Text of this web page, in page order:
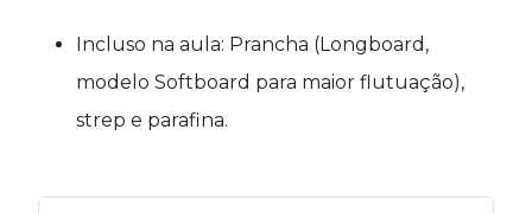
Incluso na aula: Prancha (Longboard,
modelo Softboard para maior flutuação),
strep e parafina.